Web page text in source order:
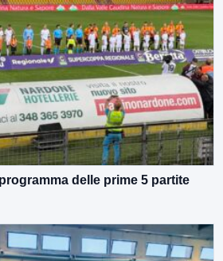
delle prime 5 partite